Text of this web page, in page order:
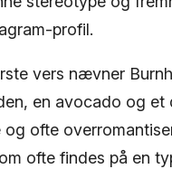
profil.
vers nævner
en avocado og
og ofte
ofte findes på en